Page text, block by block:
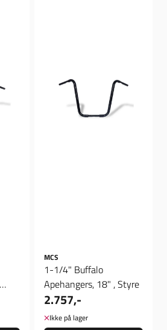
MCS
1-1/4" Buffalo
Apehangers, 18" , Styre
2.757,-
Ikke på lager